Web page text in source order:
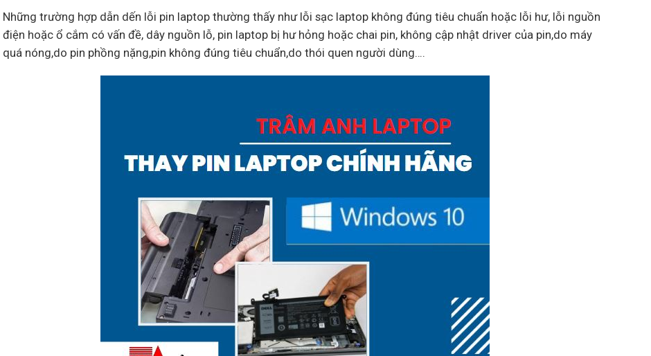
Những trường hợp dẫn dến lỗi pin laptop thường thấy như lỗi sạc laptop không đúng tiêu chuẩn hoặc lỗi hư, lỗi nguồn
điện hoặc ổ cắm có vấn đề, dây nguồn lỗ, pin laptop bị hư hỏng hoặc chai pin, không cập nhật driver của pin,do máy
quá nóng,do pin phồng nặng,pin không đúng tiêu chuẩn,do thói quen người dùng….